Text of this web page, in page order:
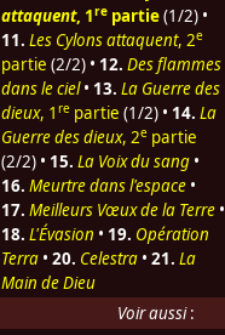
attaquent, 1repartie(1/2) •
11. Les Cylons attaquent, 2e
partie (2/2) • 12. Des flammes
dans le ciel• 13. La Guerre des
dieux, 1 repartie (1/2) • 14. La
Guerre des dieux, 2epartie
(2/2) • 15. La Voix du sang•
16. Meurtre dans l'espace•
17. Meilleurs Vœux de la Terre•
18. L'Évasion • 19. Opération
Terra• 20. Celestra• 21. La
Main de Dieu
Voir aussi: